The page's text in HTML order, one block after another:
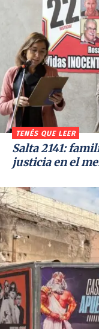
TENÉS QUE LEER
Salta 2141:
justicia en el